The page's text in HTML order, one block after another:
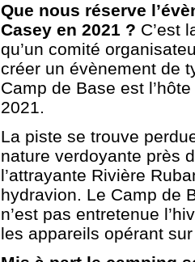
Que nous réserve
Casey en 2021 ? C’est
qu’un comité
créer un évènement de
Camp de Base est
2021.
La piste se trouve
nature verdoyante près
l’attrayante Rivière
hydravion. Le Camp de
n’est pas entretenue
les appareils opérant